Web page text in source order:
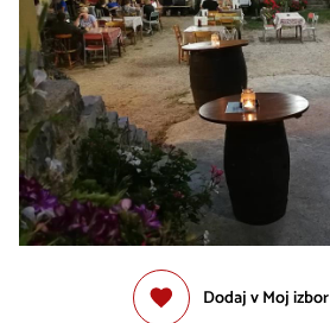
Dodaj v Moj izbor